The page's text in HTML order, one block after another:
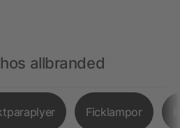
allbranded
Ficklampor